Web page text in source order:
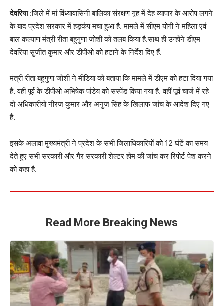
देवरिया:जिले में मां विंध्यावासिनी बालिका संरक्षण गृह में देह व्यापार के आरोप लगने
के बाद प्रदेश सरकार में हड़कंप मचा हुआ है. मामले में सीएम योगी ने महिला एवं
बाल कल्याण मंत्री रीता बहुगुणा जोशी को तलब किया है.साथ ही उन्होंने डीएम
देवरिया सुजीत कुमार और डीपीओ को हटाने के निर्देश दिए हैं.
मंत्री रीता बहुगुणा जोशी ने मीडिया को बताया कि मामले में डीएम को हटा दिया गया
है. वहीं पूर्व के डीपीओ अभिषेक पांडेय को सस्पेंड किया गया है. वहीं पूर्व चार्ज में रहे
दो अधिकारीयो नीरज कुमार और अनुज सिंह के खिलाफ जांच के आदेश दिए गए
हैं.
इसके अलावा मुख्यमंत्री ने प्रदेश के सभी जिलाधिकारियों को 12 घंटें का समय
देते हुए सभी सरकारी और गैर सरकारी शेल्टर होम की जांच कर रिपोर्ट पेश करने
को कहा है.
Read More Breaking News